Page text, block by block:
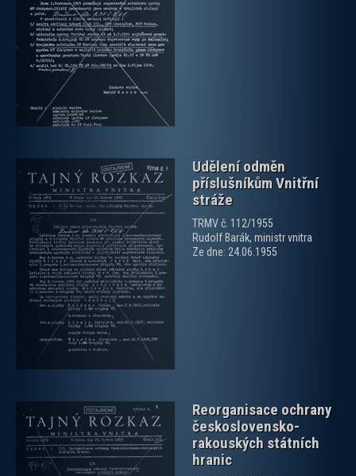
Udělení odměn
příslušníkům Vnitřní
stráže
TRMV č. 112/1955
Rudolf Barák, ministr vnitra
Ze dne: 24.06.1955
zobrazit PDF dokument
Reorganisace ochrany
československo-
rakouských státních
hranic
zobrazit PDF dokument